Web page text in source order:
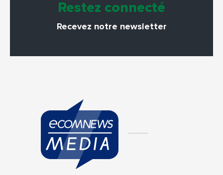
Restez connecté
Recevez notre newsletter